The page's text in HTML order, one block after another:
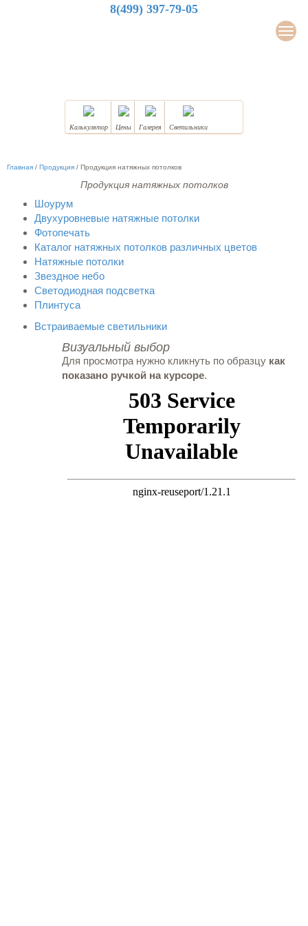
8(499) 397-79-05
Калькулятор Цены Галерея Светильники
Главная / Продукция / Продукция натяжных потолков
Продукция натяжных потолков
Шоурум
Двухуровневые натяжные потолки
Фотопечать
Каталог натяжных потолков различных цветов
Натяжные потолки
Звездное небо
Светодиодная подсветка
Плинтуса
Встраиваемые светильники
Визуальный выбор
Для просмотра нужно кликнуть по образцу как
показано ручкой на курсоре.